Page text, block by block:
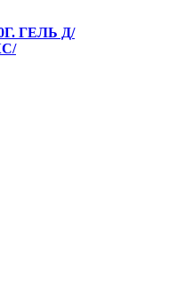
ГЕЛЬ Д/